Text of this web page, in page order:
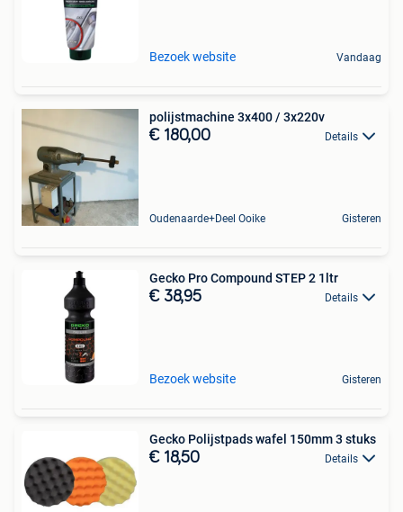
Bezoek website Vandaag
polijstmachine 3x400 / 3x220v
€ 180,00 Details
Oudenaarde+Deel Ooike Gisteren
Gecko Pro Compound STEP 2 1ltr
€ 38,95 Details
Bezoek website Gisteren
Gecko Polijstpads wafel 150mm 3 stuks
€ 18,50 Details